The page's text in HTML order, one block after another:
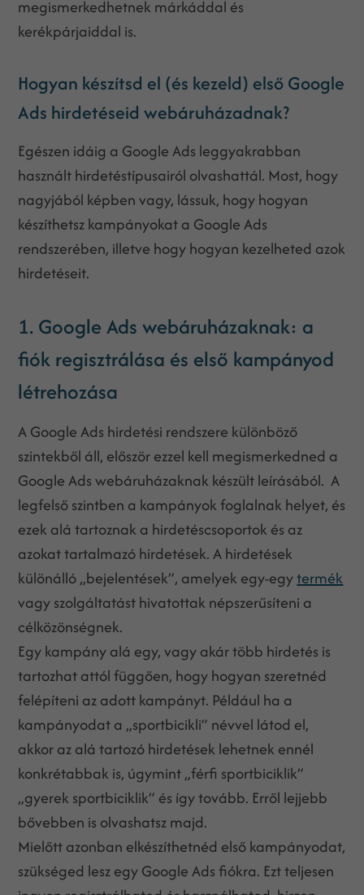
megismerkedhetnek márkáddal és
kerékpárjaiddal is.
Hogyan készítsd el (és kezeld) első Google
Ads hirdetéseid webáruházadnak?
Egészen idáig a Google Ads leggyakrabban
használt hirdetéstípusairól olvashattál. Most, hogy
nagyjából képben vagy, lássuk, hogy hogyan
készíthetsz kampányokat a Google Ads
rendszerében, illetve hogy hogyan kezelheted azok
hirdetéseit.
1. Google Ads webáruházaknak: a
fiók regisztrálása és első kampányod
létrehozása
A Google Ads hirdetési rendszere különböző
szintekből áll, először ezzel kell megismerkedned a
Google Ads webáruházaknak készült leírásából. A
legfelső szintben a kampányok foglalnak helyet, és
ezek alá tartoznak a hirdetéscsoportok és az
azokat tartalmazó hirdetések. A hirdetések
különálló „bejelentések”, amelyek egy-egytermék
vagy szolgáltatást hivatottak népszerűsíteni a
célközönségnek.
Egy kampány alá egy, vagy akár több hirdetés is
tartozhat attól függően, hogy hogyan szeretnéd
felépíteni az adott kampányt. Például ha a
kampányodat a „sportbicikli” névvel látod el,
akkor az alá tartozó hirdetések lehetnek ennél
konkrétabbak is, úgymint „férfi sportbiciklik”
„gyerek sportbiciklik” és így tovább. Erről lejjebb
bővebben is olvashatsz majd.
Mielőtt azonban elkészíthetnéd első kampányodat,
szükséged lesz egy Google Ads fiókra. Ezt teljesen